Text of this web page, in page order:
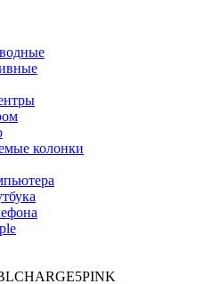
колонки